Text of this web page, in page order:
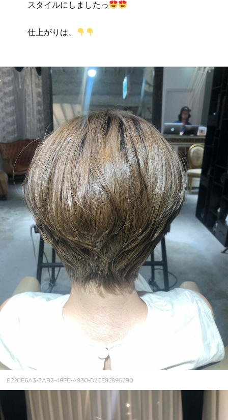
スタイルにしましたっ
仕上がりは、
B220E6A3-3AB3-49FE-A930-D2CE828962B0